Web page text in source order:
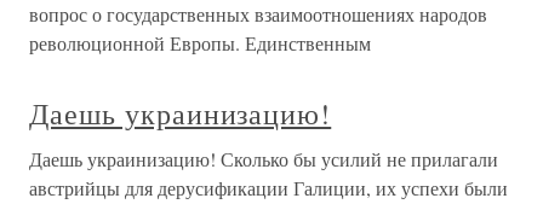
вопрос о государственных взаимоотношениях народов
революционной Европы. Единственным
Даешь украинизацию!
Даешь украинизацию! Сколько бы усилий не прилагали
австрийцы для дерусификации Галиции, их успехи были